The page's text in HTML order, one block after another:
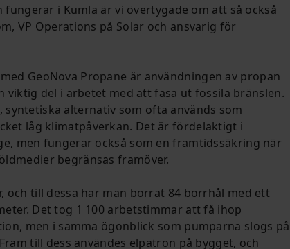
i Kumla är vi övertygade om att så också
VP Operations på Solar och ansvarig för
GeoNova Propane är användningen av propan
viktig del i arbetet med att fasa ut fossila bränslen.
alternativ som ofta används som
låg klimatpåverkan. Det är fördelaktigt i
men fungerar också som en framtidssäkring när
begränsas framöver.
och till dessa har man borrat 84 borrhål med ett
Det tog 1 100 arbetstimmar att få ihop
men i samma ögonblick som pumparna slogs på
till dess användes elpatron på bygget, och